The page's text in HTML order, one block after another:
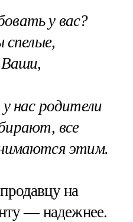
у вас?
спелые,
Ваши,
нас родители
все
этим.
на
— надежнее.